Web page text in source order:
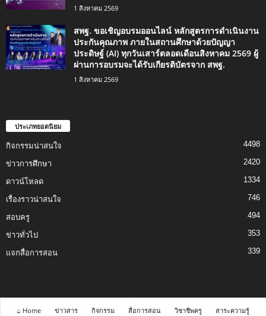
1 สิงหาคม 2569
สพฐ. ขอเชิญอบรมออนไลน์ หลักสูตรการดำเนินงาน
ประกันคุณภาพ ภายในสถานศึกษาด้วยปัญญา
ประดิษฐ์ (AI) ทุกวันเสาร์ตลอดเดือนสิงหาคม 2569 ผู้
ผ่านการอบรมจะได้รับเกียรติบัตรจาก สพฐ.
1 สิงหาคม 2569
ประเภทยอดนิยม
กิจกรรมน่าสนใจ 4498
ข่าวการศึกษา 2420
ดาวน์โหลด 1334
เรื่องราวน่าสนใจ 746
สอบครู 494
ข่าวทั่วไป 353
แจกสื่อการสอน 339
⌂ Home ข่าวสาร กิจกรรม สื่อการสอน วิชาชีพครู สาระความรู้